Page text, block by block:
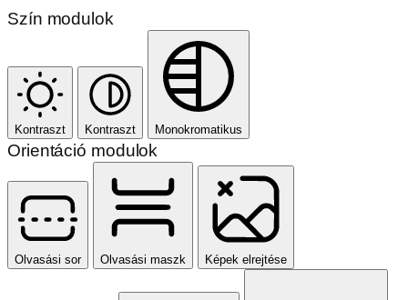
Szín modulok
Kontraszt Kontraszt Monokromatikus
Orientáció modulok
Olvasási sor Olvasási maszk Képek elrejtése